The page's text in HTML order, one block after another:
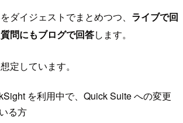
ダイジェストでまとめつつ、 ライブで回
問にもブログで回答します。
定しています。
を利用中で、Quick Suite への変更
る方